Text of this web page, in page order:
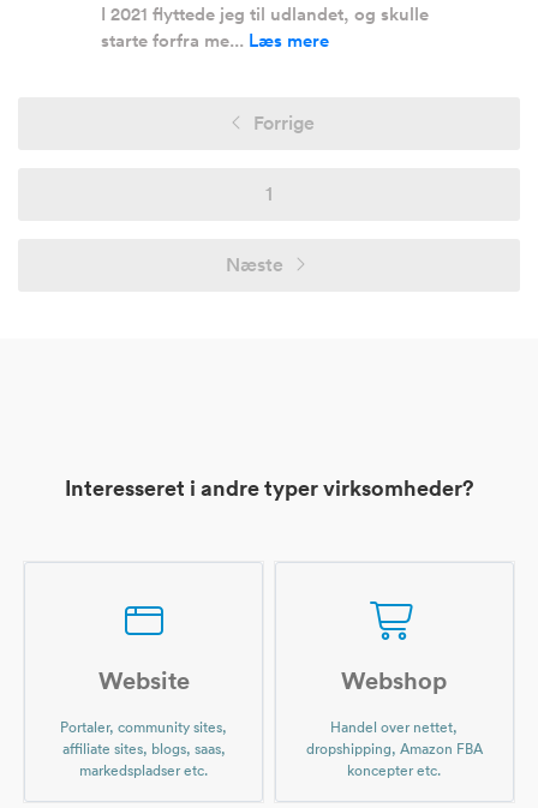
I 2021 flyttede jeg til udlandet, og skulle
starte forfra me... Læs mere
Forrige
1
Næste
Interesseret i andre typer virksomheder?
Website
Portaler, community sites,
affiliate sites, blogs, saas,
markedspladser etc.
Webshop
Handel over nettet,
dropshipping, Amazon FBA
koncepter etc.